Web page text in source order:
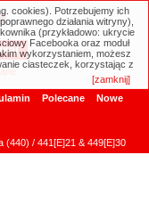
Polecane
Nowe
(440) / 441[E]21 & 449[E]30
cookies). Potrzebujemy ich
działania witryny),
(przykładowo: ukrycie
Facebooka oraz moduł
wykorzystaniem, możesz
ciasteczek, korzystając z
[zamknij]